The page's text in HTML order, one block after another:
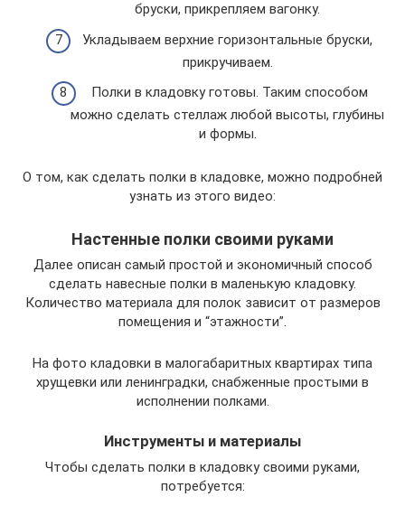
бруски, прикрепляем вагонку.
Укладываем верхние горизонтальные бруски,
прикручиваем.
Полки в кладовку готовы. Таким способом
можно сделать стеллаж любой высоты, глубины
и формы.
О том, как сделать полки в кладовке, можно подробней
узнать из этого видео:
Настенные полки своими руками
Далее описан самый простой и экономичный способ
сделать навесные полки в маленькую кладовку.
Количество материала для полок зависит от размеров
помещения и “этажности”.
На фото кладовки в малогабаритных квартирах типа
хрущевки или ленинградки, снабженные простыми в
исполнении полками.
Инструменты и материалы
Чтобы сделать полки в кладовку своими руками,
потребуется: